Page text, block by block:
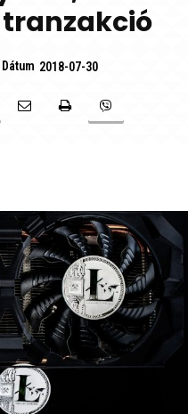
tranzakció
Dátum 2018-07-30